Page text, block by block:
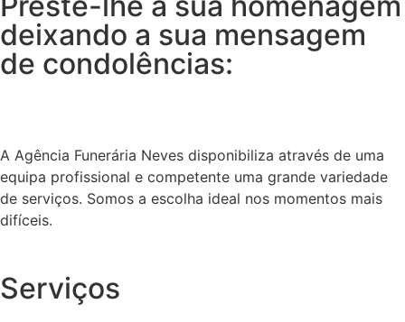
Share
deixando a sua mensagem
de condolências:
A Agência Funerária Neves disponibiliza através de uma
equipa profissional e competente uma grande variedade
de serviços. Somos a escolha ideal nos momentos mais
difíceis.
Serviços